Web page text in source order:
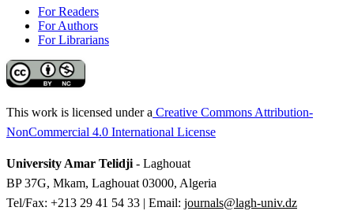
For Readers
For Authors
For Librarians
This work is licensed under a Creative Commons Attribution-
NonCommercial 4.0 International License
University Amar Telidji - Laghouat
BP 37G, Mkam, Laghouat 03000, Algeria
Tel/Fax: +213 29 41 54 33 | Email: journals@lagh-univ.dz